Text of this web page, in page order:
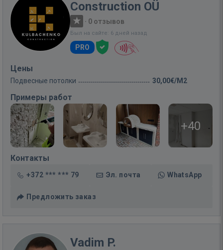
Construction OÜ
· 0 отзывов
Был на сайте: 6 дней назад
PRO
Цены
Подвесные потолки 30,00€/M2
Примеры работ
+40
Контакты
+372 *** *** 79 Эл. почта WhatsApp
Предложить заказ
Vadim P.